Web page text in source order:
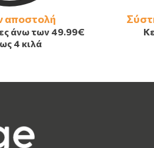
αποστολή
άνω των 49.99€
4 κιλά